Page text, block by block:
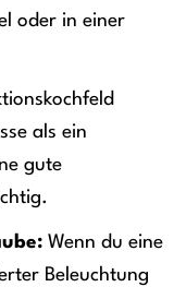
oder in einer
als ein
gute
Wenn du eine
Beleuchtung